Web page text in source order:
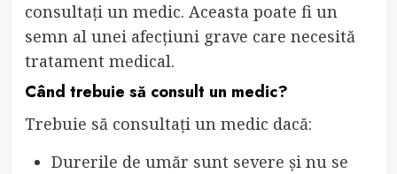
consultați un medic. Aceasta poate fi un
semn al unei afecțiuni grave care necesită
tratament medical.
Când trebuie să consult un medic?
Trebuie să consultați un medic dacă:
Durerile de umăr sunt severe și nu se